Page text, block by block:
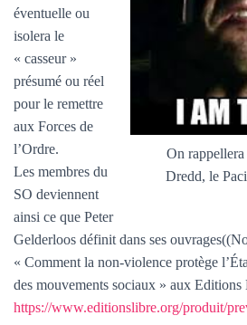
On
Dredd, le
éventuelle ou
isolera le
« casseur »
présumé ou réel
pour le remettre
aux Forces de
l’Ordre.
Les membres du
SO deviennent
ainsi ce que Peter
Gelderloos définit dans ses
« Comment la non-violence protège
des mouvements sociaux » aux Editions
https://www.editionslibre.org/produit/